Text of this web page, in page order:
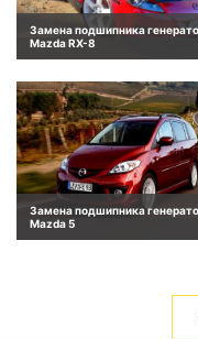
Замена подшипника
Mazda RX-8
Замена подшипника
Mazda 5